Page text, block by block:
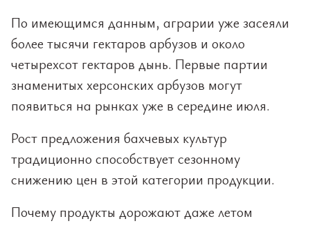
По имеющимся данным, аграрии уже засеяли
более тысячи гектаров арбузов и около
четырехсот гектаров дынь. Первые партии
знаменитых херсонских арбузов могут
появиться на рынках уже в середине июля.
Рост предложения бахчевых культур
традиционно способствует сезонному
снижению цен в этой категории продукции.
Почему продукты дорожают даже летом